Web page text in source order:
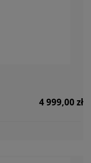
4 999,00 zł